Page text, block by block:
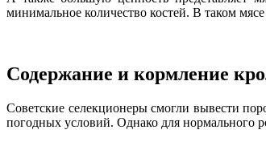
минимальное количество костей. В таком
Содержание и кормление
Советские селекционеры смогли вывести
погодных условий. Однако для нормального